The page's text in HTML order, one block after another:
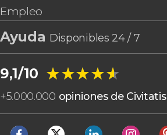
Empleo
Ayuda Disponibles 24 / 7
9,1/10 ★★★★★
★★★★★
+5.000.000 opiniones de Civitatis